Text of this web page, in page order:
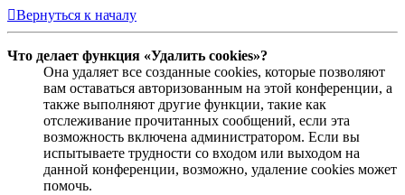
Вернуться к началу
Что делает функция «Удалить cookies»?
Она удаляет все созданные cookies, которые позволяют
вам оставаться авторизованным на этой конференции, а
также выполняют другие функции, такие как
отслеживание прочитанных сообщений, если эта
возможность включена администратором. Если вы
испытываете трудности со входом или выходом на
данной конференции, возможно, удаление cookies может
помочь.